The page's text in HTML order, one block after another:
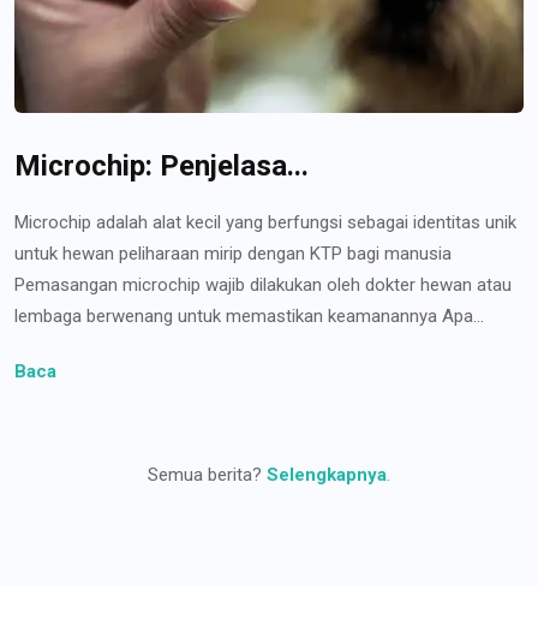
Microchip: Penjelasa...
Microchip adalah alat kecil yang berfungsi sebagai identitas unik
untuk hewan peliharaan mirip dengan KTP bagi manusia
Pemasangan microchip wajib dilakukan oleh dokter hewan atau
lembaga berwenang untuk memastikan keamanannya Apa...
Baca
Semua berita? Selengkapnya